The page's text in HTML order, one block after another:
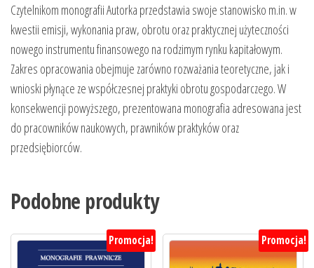
Czytelnikom monografii Autorka przedstawia swoje stanowisko m.in. w
kwestii emisji, wykonania praw, obrotu oraz praktycznej użyteczności
nowego instrumentu finansowego na rodzimym rynku kapitałowym.
Zakres opracowania obejmuje zarówno rozważania teoretyczne, jak i
wnioski płynące ze współczesnej praktyki obrotu gospodarczego. W
konsekwencji powyższego, prezentowana monografia adresowana jest
do pracowników naukowych, prawników praktyków oraz
przedsiębiorców.
Podobne produkty
Promocja! Promocja!